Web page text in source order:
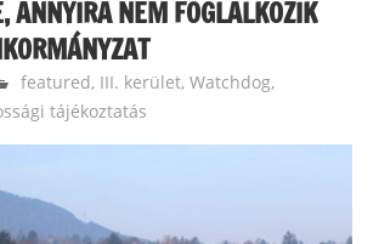
ANNYIRA NEM FOGLALKOZIK
langdavid
featured, III. kerület, Watchdog,
tájékoztatás